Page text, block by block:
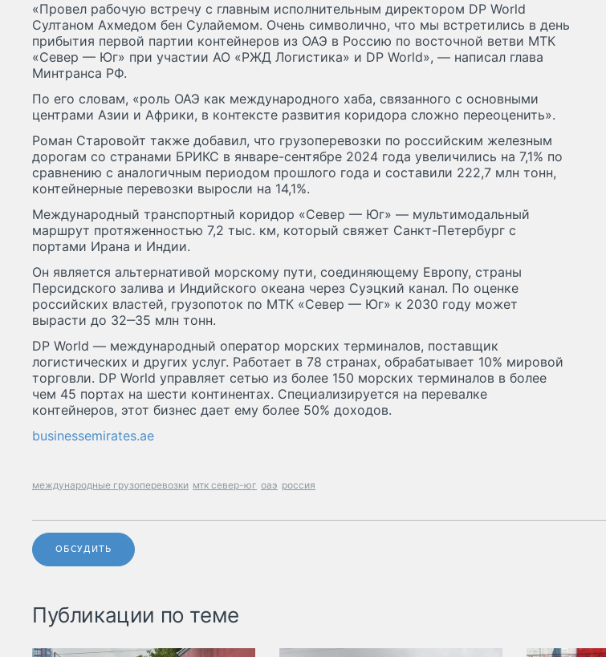
«Провел рабочую встречу с главным исполнительным директором DP World
Султаном Ахмедом бен Сулайемом. Очень символично, что мы встретились в день
прибытия первой партии контейнеров из ОАЭ в Россию по восточной ветви МТК
«Север — Юг» при участии АО «РЖД Логистика» и DP World», — написал глава
Минтранса РФ.
По его словам, «роль ОАЭ как международного хаба, связанного с основными
центрами Азии и Африки, в контексте развития коридора сложно переоценить».
Роман Старовойт также добавил, что грузоперевозки по российским железным
дорогам со странами БРИКС в январе-сентябре 2024 года увеличились на 7,1% по
сравнению с аналогичным периодом прошлого года и составили 222,7 млн тонн,
контейнерные перевозки выросли на 14,1%.
Международный транспортный коридор «Север — Юг» — мультимодальный
маршрут протяженностью 7,2 тыс. км, который свяжет Санкт-Петербург с
портами Ирана и Индии.
Он является альтернативой морскому пути, соединяющему Европу, страны
Персидского залива и Индийского океана через Суэцкий канал. По оценке
российских властей, грузопоток по МТК «Север — Юг» к 2030 году может
вырасти до 32‒35 млн тонн.
DP World — международный оператор морских терминалов, поставщик
логистических и других услуг. Работает в 78 странах, обрабатывает 10% мировой
торговли. DP World управляет сетью из более 150 морских терминалов в более
чем 45 портах на шести континентах. Специализируется на перевалке
контейнеров, этот бизнес дает ему более 50% доходов.
businessemirates.ae
международные грузоперевозки мтк север-юг оаэ россия
ОБСУДИТЬ
Публикации по теме